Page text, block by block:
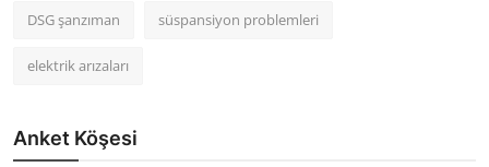
DSG şanzıman süspansiyon problemleri
elektrik arızaları
Anket Köşesi